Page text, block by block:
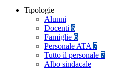
Tipologie
Alunni
Docenti 6
Famiglie 6
Personale ATA 7
Tutto il personale 7
Albo sindacale